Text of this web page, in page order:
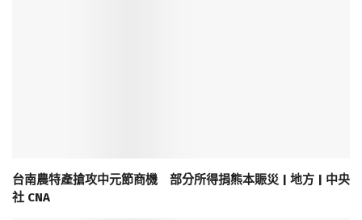
台南農特產搶攻中元節商機 部分所得捐熊本賑災 | 地方 | 中央
社 CNA